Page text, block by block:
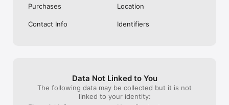
Purchases
Location
Contact Info Identifiers
Data Not Linked to You
The following data may be collected but it is not
linked to your identity: